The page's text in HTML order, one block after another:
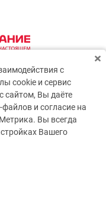
с
cookie и сервис
сайтом, Вы даёте
и согласие на
Вы всегда
Вашего